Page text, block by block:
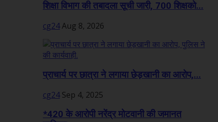
शिक्षा विभाग की तबादला सूची जारी, 700 शिक्षको...
cg24Aug 8, 2026
प्राचार्य पर छात्रा ने लगाया छेड़खानी का आरोप,...
cg24 Sep 4, 2025
*420 के आरोपी नरेंद्र मोटवानी की जमानत